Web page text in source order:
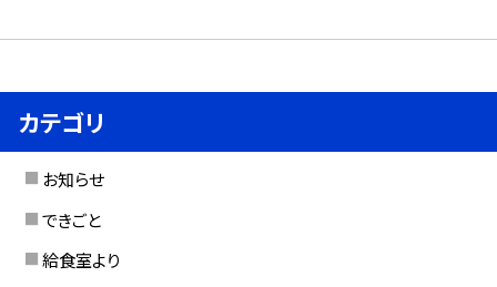
カテゴリ
お知らせ
できごと
給食室より